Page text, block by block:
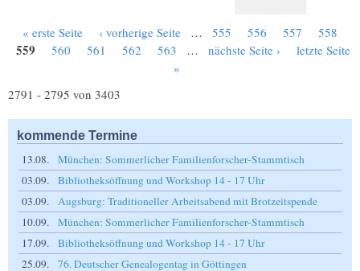
Seiten
« erste Seite ‹ vorherige Seite … 555 556 557 558
559 560 561 562 563 … nächste Seite ›
letzte Seite
»
2791 - 2795 von 3403
kommende Termine
13.08.
München: Sommerlicher Familienforscher-Stammtisch
03.09.
Bibliotheksöffnung und Workshop 14 - 17 Uhr
03.09.
Augsburg: Traditioneller Arbeitsabend mit Brotzeitspende
10.09.
München: Sommerlicher Familienforscher-Stammtisch
17.09.
Bibliotheksöffnung und Workshop 14 - 17 Uhr
25.09.
76. Deutscher Genealogentag in Göttingen